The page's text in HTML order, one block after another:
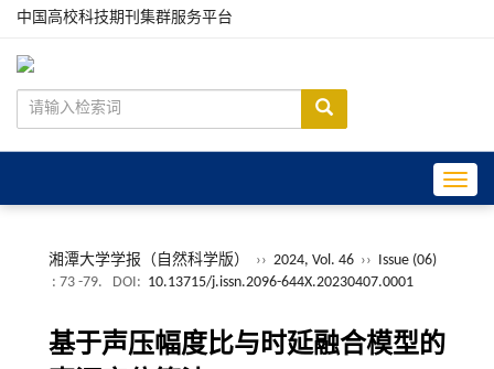
中国高校科技期刊集群服务平台
湘潭大学学报（自然科学版） ›› 2024, Vol. 46 ›› Issue (06)
: 73 -79.
DOI: 10.13715/j.issn.2096-644X.20230407.0001
基于声压幅度比与时延融合模型的